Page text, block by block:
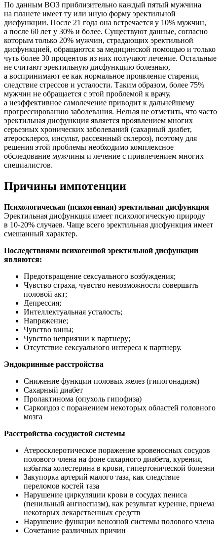
По данным ВОЗ приблизительно каждый пятый мужчина
на планете имеет ту или иную форму эректильной
дисфункции. После 21 года она встречается у 10% мужчин,
а после 60 лет у 30% и более. Существуют данные, согласно
которым только 20% мужчин, страдающих эректильной
дисфункцией, обращаются за медицинской помощью и только
чуть более 30 процентов из них получают лечение. Остальные
не считают эректильную дисфункцию болезнью,
а воспринимают ее как нормальное проявление старения,
следствие стрессов и усталости. Таким образом, более 75%
мужчин не обращается с этой проблемой к врачу,
а неэффективное самолечение приводит к дальнейшему
прогрессированию заболевания. Нельзя не отметить, что часто
эректильная дисфункция является проявлением многих
серьезных хронических заболеваний (сахарный диабет,
атеросклероз, инсульт, рассеянный склероз), поэтому для
решения этой проблемы необходимо комплексное
обследование мужчины и лечение с привлечением многих
специалистов.
Причины импотенции
Психологическая (психогенная) эректильная дисфункция
Эректильная дисфункция имеет психологическую природу
в 10-20% случаев. Чаще всего эректильная дисфункция имеет
смешанный характер.
Последствиями психогенной эректильной дисфункции
являются:
Предотвращение сексуального возбуждения;
Чувство страха, чувство невозможности совершить
половой акт;
Депрессия;
Интеллектуальная усталость;
Напряжение;
Чувство вины;
Чувство неприязни к партнеру;
Отсутствие сексуального интереса к партнеру.
Эндокринные расстройства
Снижение функции половых желез (гипогонадизм)
Сахарный диабет
Пролактинома (опухоль гипофиза)
Саркоидоз с поражением некоторых областей головного
мозга
Расстройства сосудистой системы
Атеросклеротическое поражение кровеносных сосудов
полового члена на фоне сахарного диабета, курения,
избытка холестерина в крови, гипертонической болезни
Закупорка артерий малого таза, как следствие
переломов костей таза
Нарушение циркуляции крови в сосудах пениса
(пенильный ангиоспазм), как результат курение, приема
некоторых лекарственных средств
Нарушение функции венозной системы полового члена
Сочетание различных причин